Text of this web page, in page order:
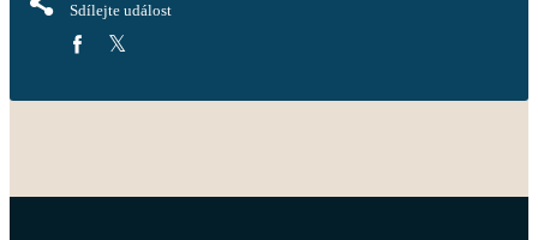
Sdílejte událost